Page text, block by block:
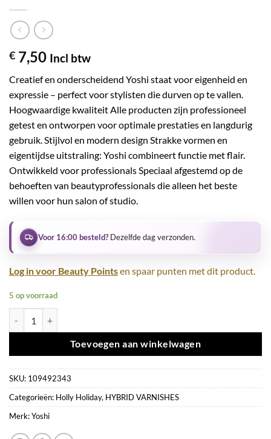
€ 7,50 Incl btw
Creatief en onderscheidend Yoshi staat voor eigenheid en
expressie – perfect voor stylisten die durven op te vallen.
Hoogwaardige kwaliteit Alle producten zijn professioneel
getest en ontworpen voor optimale prestaties en langdurig
gebruik. Stijlvol en modern design Strakke vormen en
eigentijdse uitstraling: Yoshi combineert functie met flair.
Ontwikkeld voor professionals Speciaal afgestemd op de
behoeften van beautyprofessionals die alleen het beste
willen voor hun salon of studio.
Voor 16:00 besteld?Dezelfde dag verzonden.
Log in voor Beauty Pointsen spaar punten met dit product.
5 op voorraad
Toevoegen aan winkelwagen
SKU: 109492343
Categorieën: Holly Holiday, HYBRID VARNISHES
Merk:Yoshi